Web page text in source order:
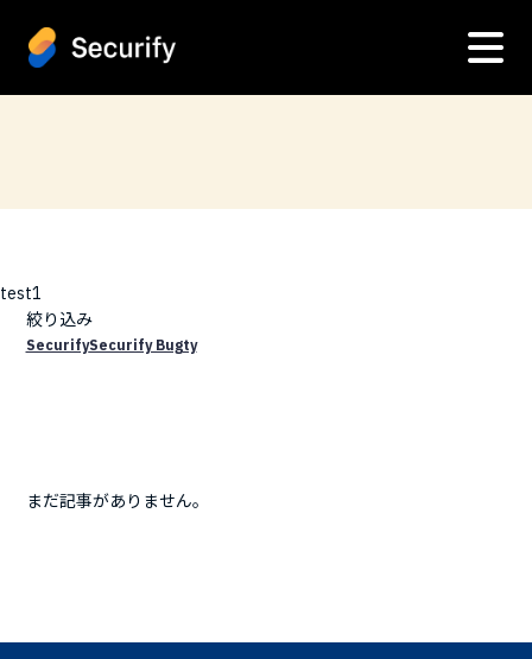
test1
絞り込み
SecurifySecurify Bugty
まだ記事がありません。